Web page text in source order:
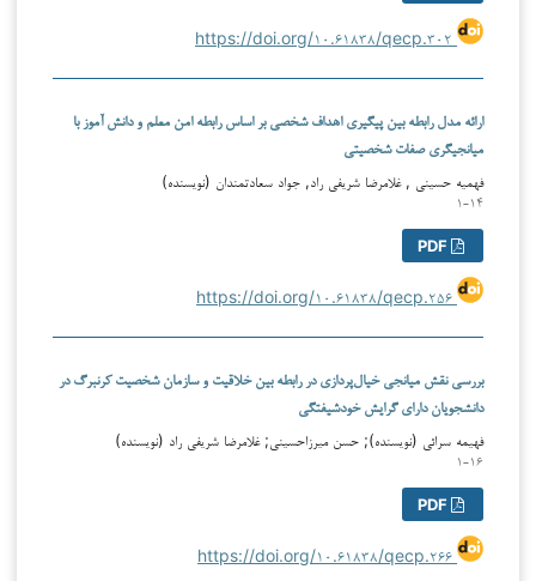
https://doi.org/۱۰.۶۱۸۳۸/qecp.۳۰۲
ارائه مدل رابطه بین پیگیری اهداف شخصی بر اساس رابطه امن معلم و دانش آموز با
میانجیگری صفات شخصیتی
فهمیه حسینی , غلامرضا شریفی راد, جواد سعادتمندان (نویسنده)
۱-۱۴
https://doi.org/۱۰.۶۱۸۳۸/qecp.۲۵۶
بررسی نقش میانجی خیال‌پردازی در رابطه بین خلاقیت و سازمان شخصیت کرنبرگ در
دانشجویان دارای گرایش خودشیفتگی
فهیمه سرائی (نویسنده); حسن میرزاحسینی; غلامرضا شریفی راد (نویسنده)
۱-۱۶
https://doi.org/۱۰.۶۱۸۳۸/qecp.۲۶۶